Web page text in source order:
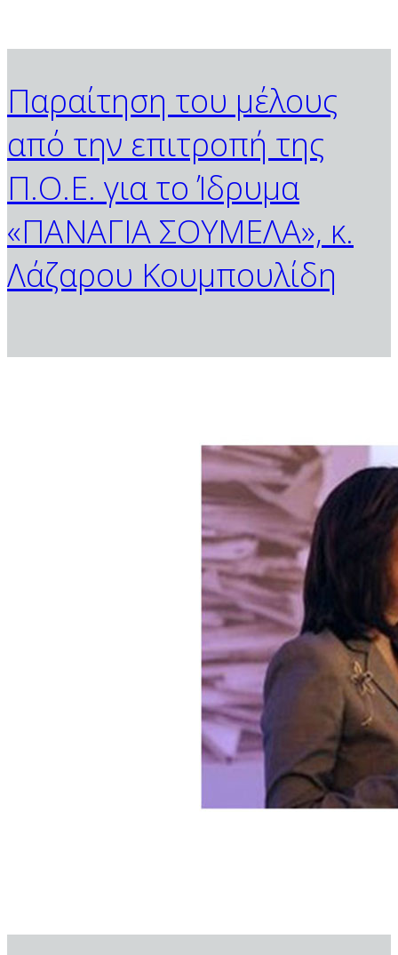
Παραίτηση του μέλους
από την επιτροπή της
Π.Ο.Ε. για το Ίδρυμα
«ΠΑΝΑΓΙΑ ΣΟΥΜΕΛΑ», κ.
Λάζαρου Κουμπουλίδη